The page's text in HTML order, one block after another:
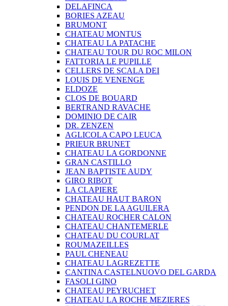
DELAFINCA
BORIES AZEAU
BRUMONT
CHATEAU MONTUS
CHATEAU LA PATACHE
CHATEAU TOUR DU ROC MILON
FATTORIA LE PUPILLE
CELLERS DE SCALA DEI
LOUIS DE VENENGE
ELDOZE
CLOS DE BOUARD
BERTRAND RAVACHE
DOMINIO DE CAIR
DR. ZENZEN
AGLICOLA CAPO LEUCA
PRIEUR BRUNET
CHATEAU LA GORDONNE
GRAN CASTILLO
JEAN BAPTISTE AUDY
GIRO RIBOT
LA CLAPIERE
CHATEAU HAUT BARON
PENDON DE LA AGUILERA
CHATEAU ROCHER CALON
CHATEAU CHANTEMERLE
CHATEAU DU COURLAT
ROUMAZEILLES
PAUL CHENEAU
CHATEAU LAGREZETTE
CANTINA CASTELNUOVO DEL GARDA
FASOLI GINO
CHATEAU PEYRUCHET
CHATEAU LA ROCHE MEZIERES